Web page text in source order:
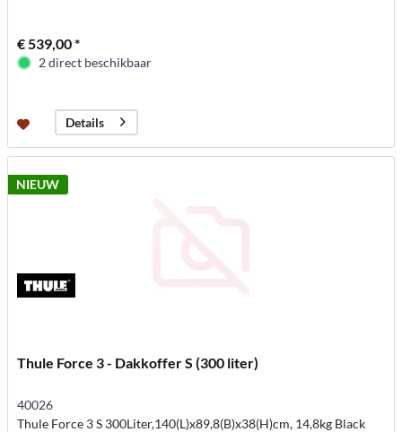
€ 539,00 *
2 direct beschikbaar
Details
NIEUW
Thule Force 3 - Dakkoffer S (300 liter)
40026
Thule Force 3 S 300Liter,140(L)x89,8(B)x38(H)cm, 14,8kg Black